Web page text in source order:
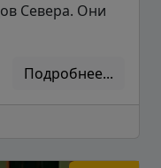
Севера. Они
Подробнее...